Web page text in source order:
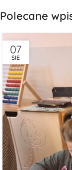
Polecane
07
SIE